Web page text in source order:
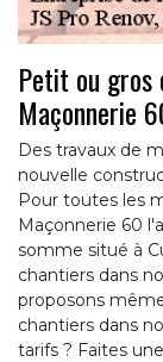
Petit ou gros
Maçonnerie
Des travaux de
nouvelle
Pour toutes les
Maçonnerie 60
somme situé à
chantiers dans
proposons
chantiers dans
tarifs ? Faites